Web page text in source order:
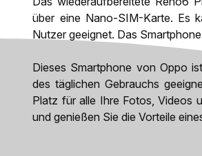
über eine Nano-SIM-Karte. Es
Nutzer geeignet. Das
Dieses Smartphone von Oppo
des täglichen Gebrauchs
Platz für alle Ihre Fotos, Videos
und genießen Sie die Vorteile